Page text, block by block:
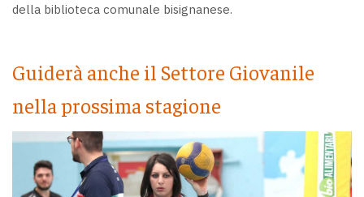
della biblioteca comunale bisignanese.
Guiderà anche il Settore Giovanile
nella prossima stagione